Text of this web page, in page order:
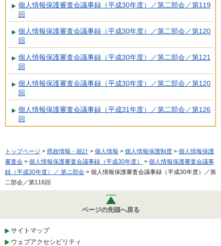
個人情報保護審査会議事録（平成30年度）／第二部会／第119
回
個人情報保護審査会議事録（平成30年度）／第二部会／第120
回
個人情報保護審査会議事録（平成30年度）／第二部会／第121
回
個人情報保護審査会議事録（平成30年度）／第二部会／第120
回
個人情報保護審査会議事録（平成31年度）／第二部会／第126
回
トップページ > 県政情報・統計 > 個人情報 > 個人情報保護制度 > 個人情報保護
審査会 > 個人情報保護審査会議事録（平成30年度） > 個人情報保護審査会議事
録（平成30年度）／ 第ニ部会 > 個人情報保護審査会議事録（平成30年度）／第
二部会／第116回
ページの先頭へ戻る
サイトマップ
ウェブアクセシビリティ